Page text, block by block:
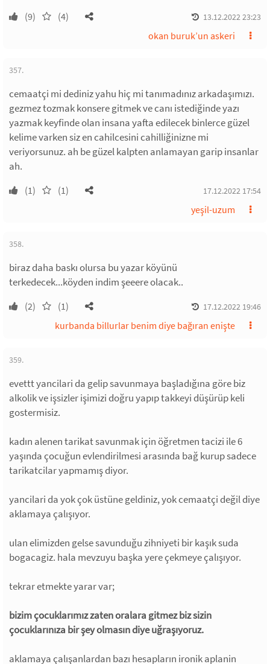
(9) (4) 13.12.2022 23:23
okan buruk’un askeri
357.
cemaatçi mi dediniz yahu hiç mi tanımadınız arkadaşımızı.
gezmez tozmak konsere gitmek ve canı istediğinde yazı
yazmak keyfinde olan insana yafta edilecek binlerce güzel
kelime varken siz en cahilcesini cahilliğinizne mi
veriyorsunuz. ah be güzel kalpten anlamayan garip insanlar
ah.
(1) (1) 17.12.2022 17:54
yeşil-uzum
358.
biraz daha baskı olursa bu yazar köyünü
terkedecek...köyden indim şeeere olacak..
(2) (1) 17.12.2022 19:46
kurbanda billurlar benim diye bağıran enişte
359.
evettt yancilari da gelip savunmaya başladığına göre biz
alkolik ve işsizler işimizi doğru yapıp takkeyi düşürüp keli
gostermisiz.
kadın alenen tarikat savunmak için öğretmen tacizi ile 6
yaşında çocuğun evlendirilmesi arasında bağ kurup sadece
tarikatcilar yapmamış diyor.
yancilari da yok çok üstüne geldiniz, yok cemaatçi değil diye
aklamaya çalışıyor.
ulan elimizden gelse savunduğu zihniyeti bir kaşık suda
bogacagiz. hala mevzuyu başka yere çekmeye çalışıyor.
tekrar etmekte yarar var;
bizim çocuklarımız zaten oralara gitmez biz sizin
çocuklarınıza bir şey olmasın diye uğraşıyoruz.
aklamaya çalışanlardan bazı hesapların ironik aplanin